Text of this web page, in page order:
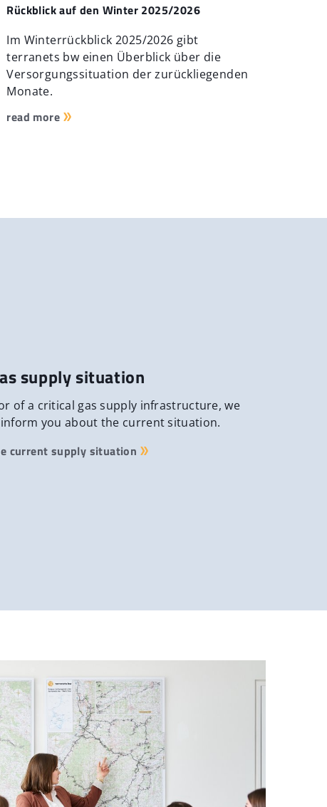
Rückblick auf den Winter 2025/2026
Im Winterrückblick 2025/2026 gibt
terranets bw einen Überblick über die
Versorgungssituation der zurückliegenden
Monate.
read more
supply situation
of a critical gas supply infrastructure, we
you about the current situation.
current supply situation